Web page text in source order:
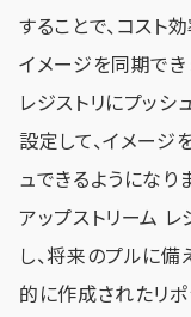
することで、コスト
イメージを同期でき
レジストリにプッシ
設定して、イメージ
ュできるようになり
アップストリーム
し、将来のプルに備
的に作成されたリポ